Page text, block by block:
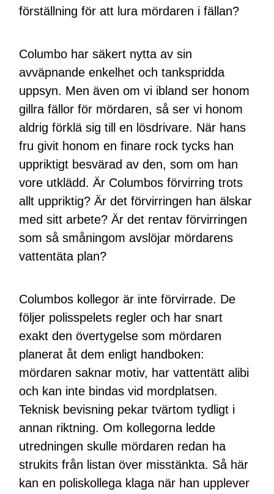
förställning för att lura mördaren i fällan?
Columbo har säkert nytta av sin
avväpnande enkelhet och tankspridda
uppsyn. Men även om vi ibland ser honom
gillra fällor för mördaren, så ser vi honom
aldrig förklä sig till en lösdrivare. När hans
fru givit honom en finare rock tycks han
uppriktigt besvärad av den, som om han
vore utklädd. Är Columbos förvirring trots
allt uppriktig? Är det förvirringen han älskar
med sitt arbete? Är det rentav förvirringen
som så småningom avslöjar mördarens
vattentäta plan?
Columbos kollegor är inte förvirrade. De
följer polisspelets regler och har snart
exakt den övertygelse som mördaren
planerat åt dem enligt handboken:
mördaren saknar motiv, har vattentätt alibi
och kan inte bindas vid mordplatsen.
Teknisk bevisning pekar tvärtom tydligt i
annan riktning. Om kollegorna ledde
utredningen skulle mördaren redan ha
strukits från listan över misstänkta. Så här
kan en poliskollega klaga när han upplever